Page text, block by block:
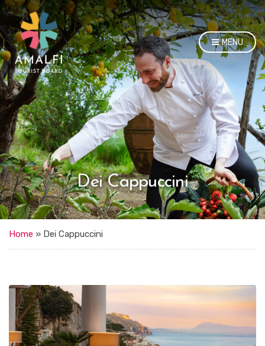
MENU
Dei Cappuccini
Home » Dei Cappuccini